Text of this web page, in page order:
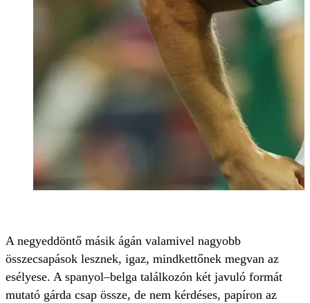
A negyeddöntő másik ágán valamivel nagyobb
összecsapások lesznek, igaz, mindkettőnek megvan az
esélyese. A spanyol–belga találkozón két javuló formát
mutató gárda csap össze, de nem kérdéses, papíron az